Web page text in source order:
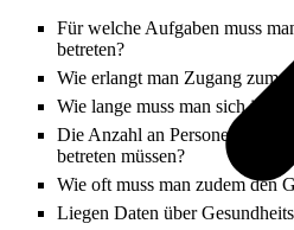
Für welche Aufgaben muss
betreten?
Wie erlangt man Zugang zum
Wie lange muss man sich im
Die Anzahl an Personen,
betreten müssen?
Wie oft muss man zudem den
Liegen Daten über